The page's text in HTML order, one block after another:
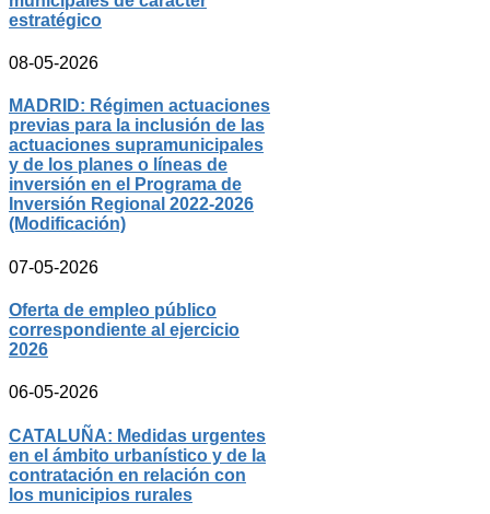
estratégico
08-05-2026
MADRID: Régimen actuaciones
previas para la inclusión de las
actuaciones supramunicipales
y de los planes o líneas de
inversión en el Programa de
Inversión Regional 2022-2026
(Modificación)
07-05-2026
Oferta de empleo público
correspondiente al ejercicio
2026
06-05-2026
CATALUÑA: Medidas urgentes
en el ámbito urbanístico y de la
contratación en relación con
los municipios rurales